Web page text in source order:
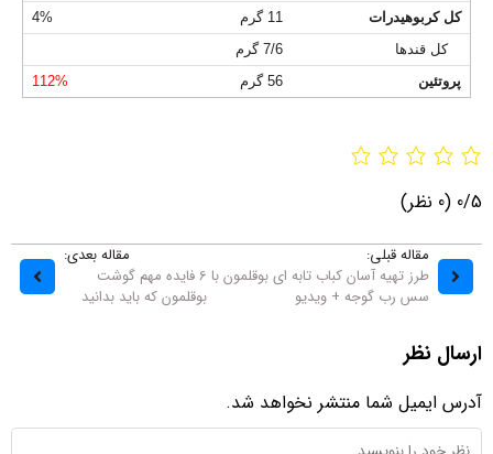
کل کربوهیدرات
11 گرم
4%
کل قندها
7/6 گرم
پروتئین
56 گرم 112%
0/5 (0 نظر)
مقاله قبلی:
طرز تهیه آسان کباب تابه ای بوقلمون با
سس رب گوجه + ویدیو
مقاله بعدی:
6 فایده مهم گوشت
بوقلمون که باید بدانید
ارسال نظر
آدرس ایمیل شما منتشر نخواهد شد.